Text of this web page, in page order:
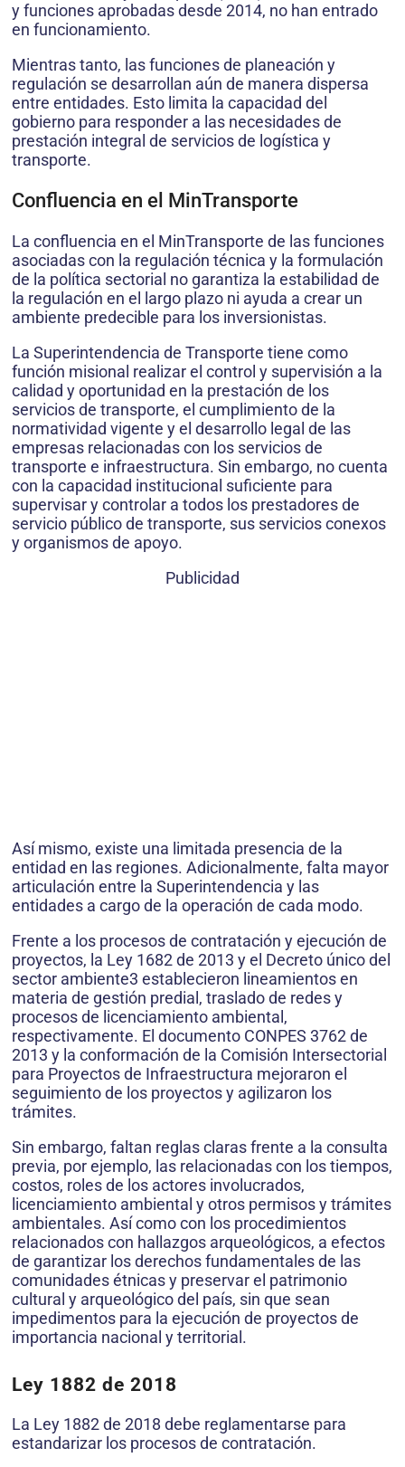
y funciones aprobadas desde 2014, no han entrado
en funcionamiento.
Mientras tanto, las funciones de planeación y
regulación se desarrollan aún de manera dispersa
entre entidades. Esto limita la capacidad del
gobierno para responder a las necesidades de
prestación integral de servicios de logística y
transporte.
Confluencia en el MinTransporte
La confluencia en el MinTransporte de las funciones
asociadas con la regulación técnica y la formulación
de la política sectorial no garantiza la estabilidad de
la regulación en el largo plazo ni ayuda a crear un
ambiente predecible para los inversionistas.
La Superintendencia de Transporte tiene como
función misional realizar el control y supervisión a la
calidad y oportunidad en la prestación de los
servicios de transporte, el cumplimiento de la
normatividad vigente y el desarrollo legal de las
empresas relacionadas con los servicios de
transporte e infraestructura. Sin embargo, no cuenta
con la capacidad institucional suficiente para
supervisar y controlar a todos los prestadores de
servicio público de transporte, sus servicios conexos
y organismos de apoyo.
Publicidad
Así mismo, existe una limitada presencia de la
entidad en las regiones. Adicionalmente, falta mayor
articulación entre la Superintendencia y las
entidades a cargo de la operación de cada modo.
Frente a los procesos de contratación y ejecución de
proyectos, la Ley 1682 de 2013 y el Decreto único del
sector ambiente3 establecieron lineamientos en
materia de gestión predial, traslado de redes y
procesos de licenciamiento ambiental,
respectivamente. El documento CONPES 3762 de
2013 y la conformación de la Comisión Intersectorial
para Proyectos de Infraestructura mejoraron el
seguimiento de los proyectos y agilizaron los
trámites.
Sin embargo, faltan reglas claras frente a la consulta
previa, por ejemplo, las relacionadas con los tiempos,
costos, roles de los actores involucrados,
licenciamiento ambiental y otros permisos y trámites
ambientales. Así como con los procedimientos
relacionados con hallazgos arqueológicos, a efectos
de garantizar los derechos fundamentales de las
comunidades étnicas y preservar el patrimonio
cultural y arqueológico del país, sin que sean
impedimentos para la ejecución de proyectos de
importancia nacional y territorial.
Ley 1882 de 2018
La Ley 1882 de 2018 debe reglamentarse para
estandarizar los procesos de contratación.